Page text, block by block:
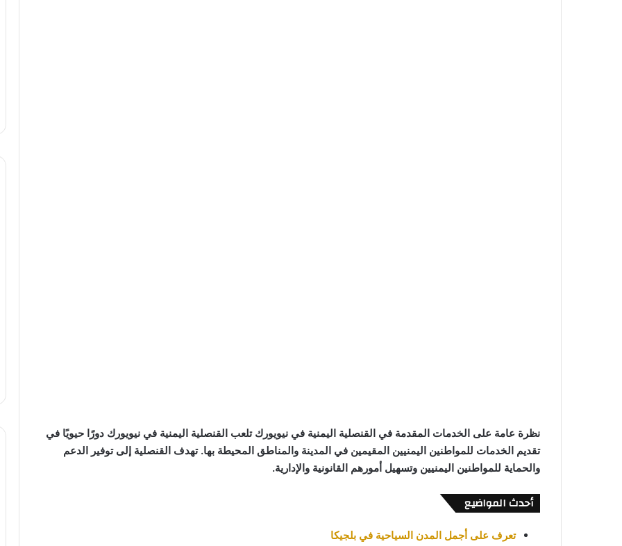
نظرة عامة على الخدمات المقدمة في القنصلية اليمنية في نيويورك تلعب القنصلية اليمنية في نيويورك دورًا حيويًا في
تقديم الخدمات للمواطنين اليمنيين المقيمين في المدينة والمناطق المحيطة بها. تهدف القنصلية إلى توفير الدعم
والحماية للمواطنين اليمنيين وتسهيل أمورهم القانونية والإدارية.
أحدث المواضيع
تعرف على أجمل المدن السياحية في بلجيكا